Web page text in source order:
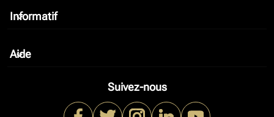
Informatif
keyboard_arrow_down
Aide
keyboard_arrow_down
Suivez-nous